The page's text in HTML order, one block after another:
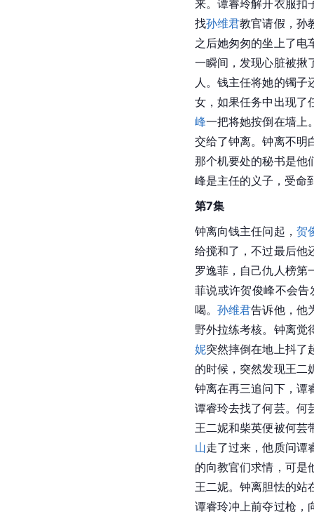
来。谭睿玲解开衣服扣
找孙维君教官请假，孙
之后她匆匆的坐上了电
一瞬间，发现心脏被揪
人。钱主任将她的镯
女，如果任务中出现了
峰一把将她按倒在墙上
交给了钟离。钟离不明
那个机要处的秘书是他
峰是主任的义子，受命
第7集
钟离向钱主任问起， 贺
给搅和了，不过最后他
罗逸菲，自己仇人榜第
菲说或许贺俊峰不会告
喝。孙维君告诉他，他
野外拉练考核。钟离觉
妮突然摔倒在地上抖了
的时候，突然发现王二
钟离在再三追问下，谭
谭睿玲去找了何芸。何
王二妮和柴英便被何芸
山走了过来，他质问谭
的向教官们求情，可是
王二妮。钟离胆怯的站
谭睿玲冲上前夺过枪，